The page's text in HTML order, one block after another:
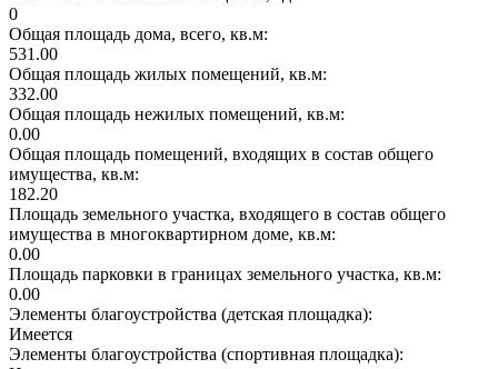
0
Общая площадь дома, всего, кв.м:
531.00
Общая площадь жилых помещений, кв.м:
332.00
Общая площадь нежилых помещений, кв.м:
0.00
Общая площадь помещений, входящих в состав общего
имущества, кв.м:
182.20
Площадь земельного участка, входящего в состав общего
имущества в многоквартирном доме, кв.м:
0.00
Площадь парковки в границах земельного участка, кв.м:
0.00
Элементы благоустройства (детская площадка):
Имеется
Элементы благоустройства (спортивная площадка):